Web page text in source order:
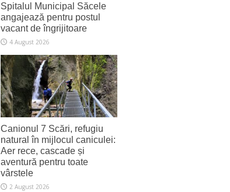
Spitalul Municipal Săcele
angajează pentru postul
vacant de îngrijitoare
4 August 2026
Canionul 7 Scări, refugiu
natural în mijlocul caniculei:
Aer rece, cascade și
aventură pentru toate
vârstele
2 August 2026